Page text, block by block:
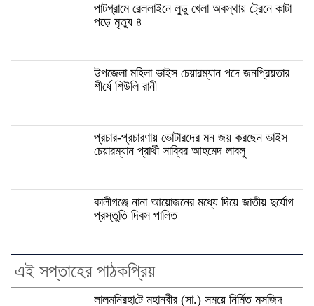
পাটগ্রামে রেললাইনে লুডু খেলা অবস্থায় ট্রেনে কাটা
পড়ে মৃত্যু ৪
উপজেলা মহিলা ভাইস চেয়ারম্যান পদে জনপ্রিয়তার
শীর্ষে শিউলি রানী
প্রচার-প্রচারণায় ভোটারদের মন জয় করছেন ভাইস
চেয়ারম্যান প্রার্থী সাব্বির আহমেদ লাবলু
কালীগঞ্জে নানা আয়োজনের মধ্যে দিয়ে জাতীয় দুর্যোগ
প্রস্তুতি দিবস পালিত
এই সপ্তাহের পাঠকপ্রিয়
লালমনিরহা‌টে মহানবীর (সা.) সময়ে নির্মিত মসজিদ